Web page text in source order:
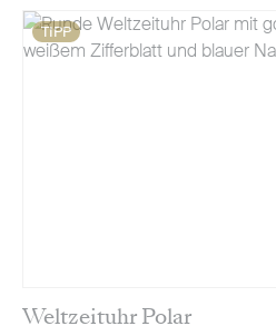
TIPP
Weltzeituhr Polar